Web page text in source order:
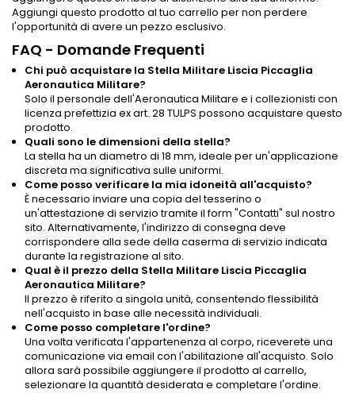
Aggiungi questo prodotto al tuo carrello per non perdere
l'opportunità di avere un pezzo esclusivo.
FAQ - Domande Frequenti
Chi può acquistare la Stella Militare Liscia Piccaglia
Aeronautica Militare?
Solo il personale dell'Aeronautica Militare e i collezionisti con
licenza prefettizia ex art. 28 TULPS possono acquistare questo
prodotto.
Quali sono le dimensioni della stella?
La stella ha un diametro di 18 mm, ideale per un'applicazione
discreta ma significativa sulle uniformi.
Come posso verificare la mia idoneità all'acquisto?
È necessario inviare una copia del tesserino o
un'attestazione di servizio tramite il form "Contatti" sul nostro
sito. Alternativamente, l'indirizzo di consegna deve
corrispondere alla sede della caserma di servizio indicata
durante la registrazione al sito.
Qual è il prezzo della Stella Militare Liscia Piccaglia
Aeronautica Militare?
Il prezzo è riferito a singola unità, consentendo flessibilità
nell'acquisto in base alle necessità individuali.
Come posso completare l'ordine?
Una volta verificata l'appartenenza al corpo, riceverete una
comunicazione via email con l'abilitazione all'acquisto. Solo
allora sarà possibile aggiungere il prodotto al carrello,
selezionare la quantità desiderata e completare l'ordine.